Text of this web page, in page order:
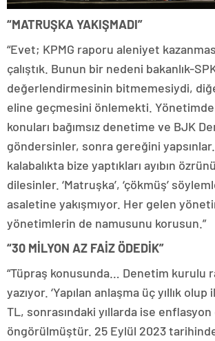
“MATRUŞKA YAKIŞMADI”
“Evet; KPMG raporu aleniyet
çalıştık. Bunun bir nedeni bakanlık-
değerlendirmesinin bitmemesiydi,
eline geçmesini önlemekti.
konuları bağımsız denetime ve BJK
göndersinler, sonra gereğini
kalabalıkta bize yaptıkları ayıbın
dilesinler. ‘Matruşka’, ‘çökmüş’
asaletine yakışmıyor. Her gelen
yönetimlerin de namusunu korusun.”
“30 MİLYON AZ FAİZ ÖDEDİK”
“Tüpraş konusunda… Denetim kurulu
yazıyor. ‘Yapılan anlaşma üç yıllık
TL, sonrasındaki yıllarda ise enflasyon
öngörülmüştür. 25 Eylül 2023